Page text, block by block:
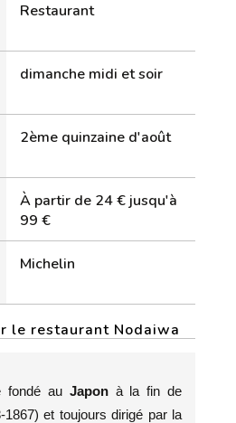
Restaurant
dimanche midi et soir
2ème quinzaine d'août
À partir de 24 € jusqu'à
99 €
Michelin
le restaurant Nodaiwa
fondé au Japonà la fin de
1867) et toujours dirigé par la